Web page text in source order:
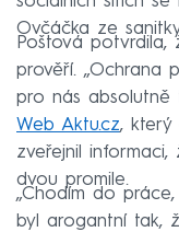
Ovčáčka ze
Poštová potvrdila,
prověří. „Ochrana
pro nás absolutně
Web Aktu.cz, který
zveřejnil
dvou promile.
„Chodím do
byl arogantní tak,